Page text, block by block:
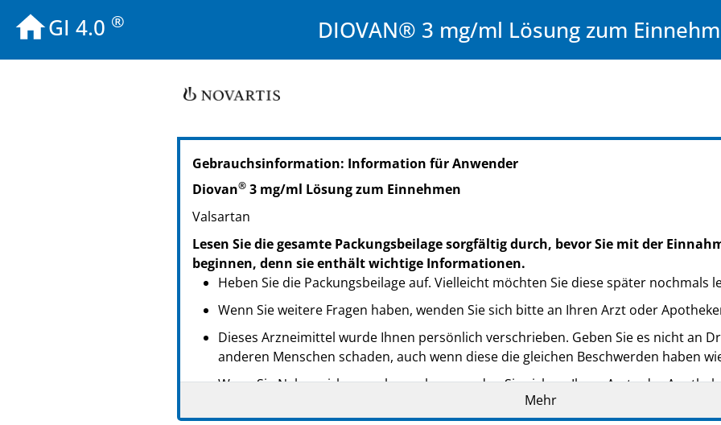
GI 4.0 ® DIOVAN® 3 mg/ml Lösung zum
PZN: 06303115
PPN: 110630311570
NTIN: 04150063031155
Gebrauchsinformation: Information für Anwender
Diovan® 3 mg/ml Lösung zum Einnehmen
Valsartan
Lesen Sie die gesamte Packungsbeilage sorgfältig durch, bevor Sie mit der
beginnen, denn sie enthält wichtige Informationen.
Heben Sie die Packungsbeilage auf. Vielleicht möchten Sie diese später nochmals
Wenn Sie weitere Fragen haben, wenden Sie sich bitte an Ihren Arzt oder
Dieses Arzneimittel wurde Ihnen persönlich verschrieben. Geben Sie es nicht an
anderen Menschen schaden, auch wenn diese die gleichen Beschwerden haben
Wenn Sie Nebenwirkungen bemerken, wenden Sie sich an Ihren Arzt oder
Nebenwirkungen, die nicht in dieser Packungsbeilage angegeben sind. Siehe
Mehr